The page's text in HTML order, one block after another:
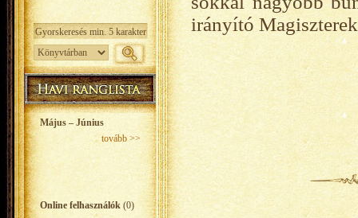
Május – Június
tovább >>
Online felhasználók (0)
irányító